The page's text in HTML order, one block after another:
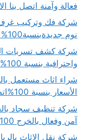
فعالة وآمنة اتصل بنا
نوم جديدةبنسبة100% اتصل بنا الان
واحترافية بنسبة 100%اتصل بنا الان
الأسعار بنسبة 100%اتصل بنا الان
آمن وفعال بالخرج 100%اتصل بنا الان
شركة نقل الاثاث